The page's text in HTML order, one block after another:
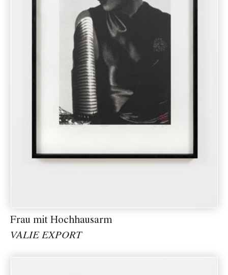
Frau mit Hochhausarm
VALIE EXPORT